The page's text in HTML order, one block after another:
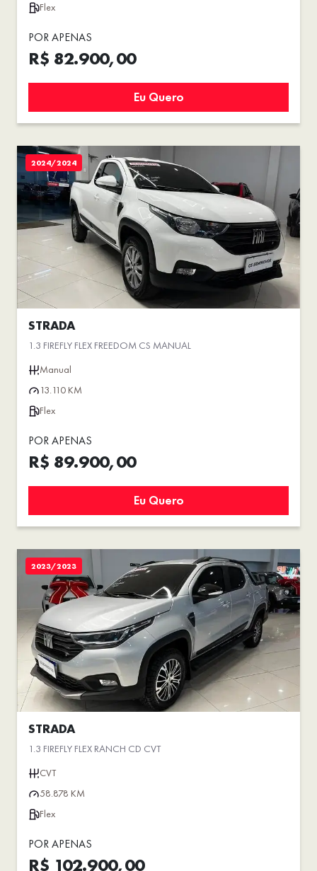
Flex
POR APENAS
R$ 82.900,00
Eu Quero
2024/2024
STRADA
1.3 FIREFLY FLEX FREEDOM CS MANUAL
Manual
13.110 KM
Flex
POR APENAS
R$ 89.900,00
Eu Quero
2023/2023
STRADA
1.3 FIREFLY FLEX RANCH CD CVT
CVT
58.878 KM
Flex
POR APENAS
R$ 102.900,00